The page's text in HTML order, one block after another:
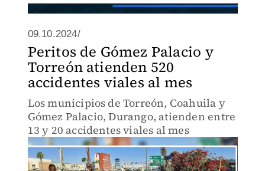
09.10.2024/
Peritos de Gómez Palacio y
Torreón atienden 520
accidentes viales al mes
Los municipios de Torreón, Coahuila y
Gómez Palacio, Durango, atienden entre
13 y 20 accidentes viales al mes